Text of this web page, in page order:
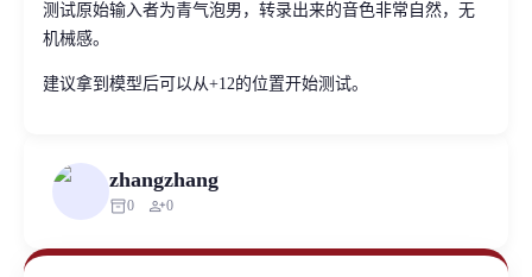
测试原始输入者为青气泡男，转录出来的音色非常自然，无
机械感。
建议拿到模型后可以从+12的位置开始测试。
zhangzhang
inventory_20 person_add0